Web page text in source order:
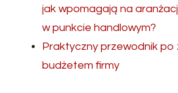
jak wpomagają na
w punkcie handlowym?
Praktyczny przewodnik po
budżetem firmy